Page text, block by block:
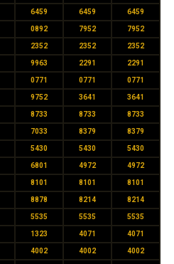
6459 6459 6459
0892 7952 7952
2352 2352 2352
9963 2291 2291
0771 0771 0771
9752 3641 3641
8733 8733 8733
7033 8379 8379
5430 5430 5430
6801 4972 4972
8101 8101 8101
8878 8214 8214
5535 5535 5535
1323 4071 4071
4002 4002 4002